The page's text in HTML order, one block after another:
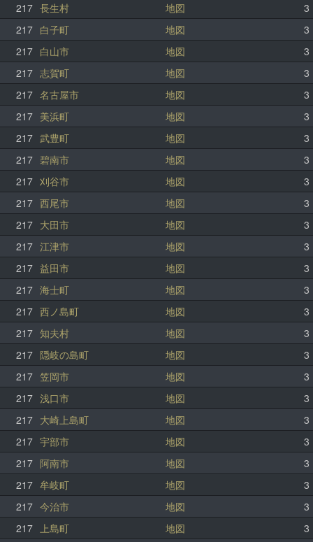
217 長生村 地図
3
217 白子町 地図
3
217 白山市 地図
3
217 志賀町 地図
3
217 名古屋市 地図
3
217 美浜町 地図
3
217 武豊町 地図
3
217 碧南市 地図
3
217 刈谷市 地図
3
217 西尾市 地図
3
217 大田市 地図
3
217 江津市 地図
3
217 益田市 地図
3
217 海士町 地図
3
217 西ノ島町 地図
3
217 知夫村 地図
3
217 隠岐の島町 地図
3
217 笠岡市 地図
3
217 浅口市 地図
3
217 大崎上島町 地図
3
217 宇部市 地図
3
217 阿南市 地図
3
217 牟岐町 地図
3
217 今治市 地図
3
217 上島町 地図
3